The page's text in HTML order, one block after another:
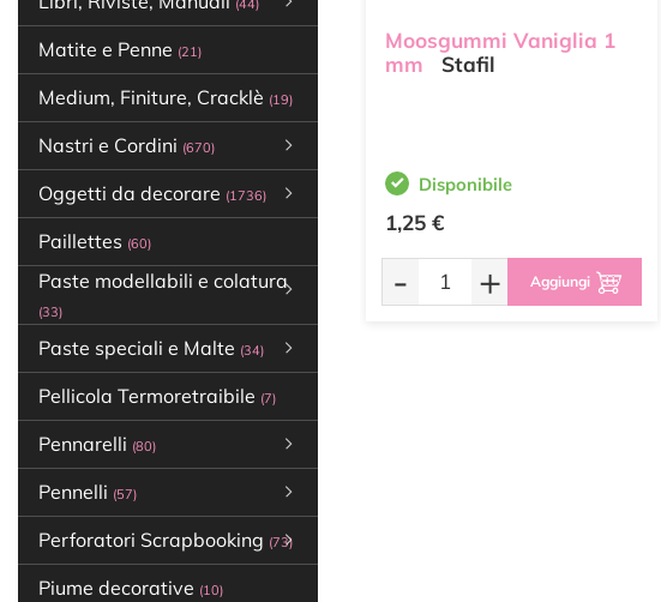
(44)
Matite e Penne (21)
Medium, Finiture, Cracklè (19)
Nastri e Cordini (670)
Oggetti da decorare (1736)
Paillettes (60)
Paste modellabili e colatura
(33)
Paste speciali e Malte (34)
Pellicola Termoretraibile (7)
Pennarelli (80)
Pennelli (57)
Perforatori Scrapbooking (73)
Piume decorative (10)
Moosgummi Vaniglia 1
mm
Stafil
Disponibile
1,25 €
- + Aggiungi